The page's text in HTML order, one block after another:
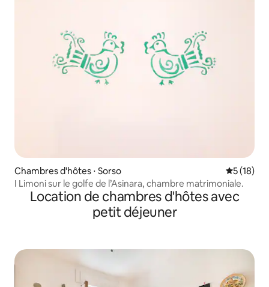
Chambres d'hôtes ⋅ Sorso
5 (18)
I Limoni sur le golfe de l’Asinara, chambre matrimoniale.
Location de chambres d'hôtes avec
petit déjeuner